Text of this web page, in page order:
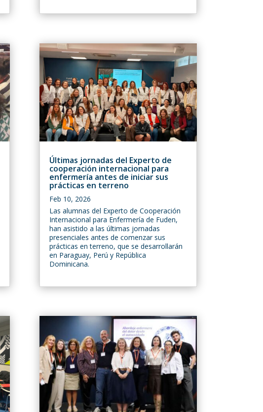
Últimas jornadas del Experto de
cooperación internacional para
enfermería antes de iniciar sus
prácticas en terreno
Feb 10, 2026
Las alumnas del Experto de Cooperación
Internacional para Enfermería de Fuden,
han asistido a las últimas jornadas
presenciales antes de comenzar sus
prácticas en terreno, que se desarrollarán
en Paraguay, Perú y República
Dominicana.